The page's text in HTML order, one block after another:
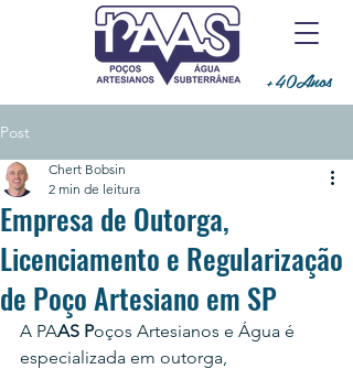
+40Anos
Post
Empresa de Outorga,
Licenciamento e Regularização
de Poço Artesiano em SP
Chert Bobsin
2 min de leitura
A PAAS Poços Artesianos e Água é
especializada em outorga,